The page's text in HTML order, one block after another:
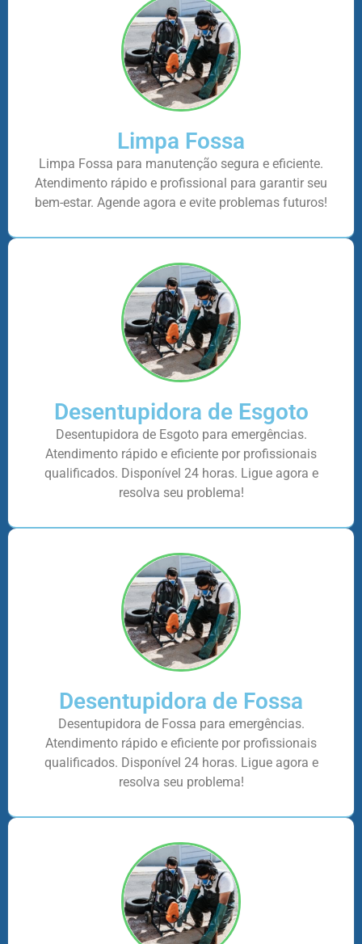
Limpa Fossa
Limpa Fossa para manutenção segura e eficiente.
Atendimento rápido e profissional para garantir seu
bem-estar. Agende agora e evite problemas futuros!
Desentupidora de Esgoto
Desentupidora de Esgoto para emergências.
Atendimento rápido e eficiente por profissionais
qualificados. Disponível 24 horas. Ligue agora e
resolva seu problema!
Desentupidora de Fossa
Desentupidora de Fossa para emergências.
Atendimento rápido e eficiente por profissionais
qualificados. Disponível 24 horas. Ligue agora e
resolva seu problema!